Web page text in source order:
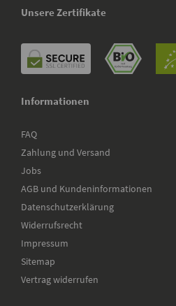
Unsere Zertifikate
Informationen
FAQ
Zahlung und Versand
Jobs
AGB und Kundeninformationen
Datenschutzerklärung
Widerrufsrecht
Impressum
Sitemap
Vertrag widerrufen